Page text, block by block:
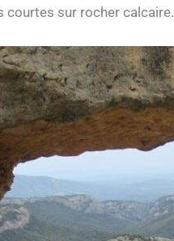
courtes sur rocher calcaire.